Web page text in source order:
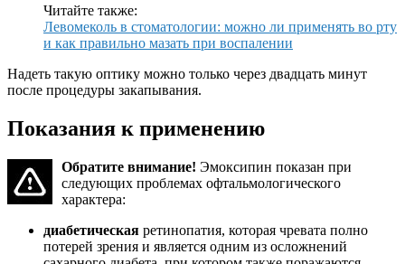
Читайте также:
Левомеколь в стоматологии: можно ли применять во рту
и как правильно мазать при воспалении
Надеть такую оптику можно только через двадцать минут
после процедуры закапывания.
Показания к применению
Обратите внимание! Эмоксипин показан при
следующих проблемах офтальмологического
характера:
диабетическая ретинопатия, которая чревата полно
потерей зрения и является одним из осложнений